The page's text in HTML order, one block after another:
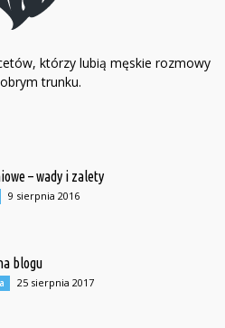
którzy lubią męskie rozmowy
trunku.
– wady i zalety
9 sierpnia 2016
blogu
25 sierpnia 2017